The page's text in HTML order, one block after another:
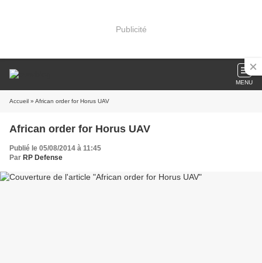
Publicité
MENU
Accueil » African order for Horus UAV
African order for Horus UAV
Publié le 05/08/2014 à 11:45
Par RP Defense